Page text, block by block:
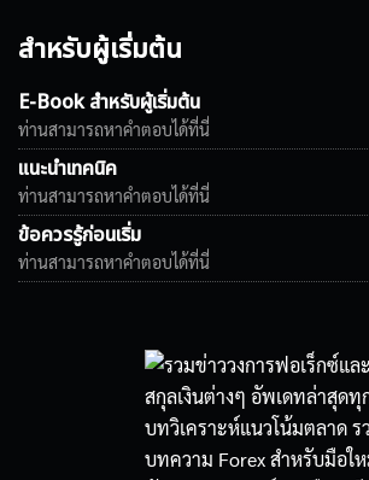
สำหรับผู้เริ่มต้น
E-Book สำหรับผู้เริ่มต้น
ท่านสามารถหาคำตอบได้ที่นี่
แนะนำเทคนิค
ท่านสามารถหาคำตอบได้ที่นี่
ข้อควรรู้ก่อนเริ่ม
ท่านสามารถหาคำตอบได้ที่นี่